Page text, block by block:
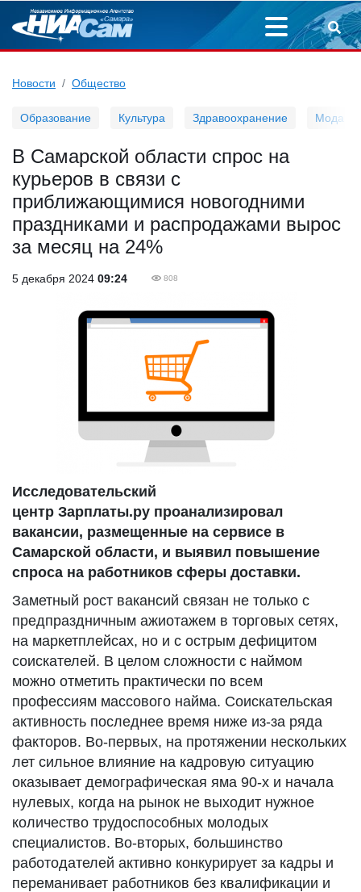
Новости Общество
Образование Культура Здравоохранение Мода
В Самарской области спрос на
курьеров в связи с
приближающимися новогодними
праздниками и распродажами вырос
за месяц на 24%
5 декабря 2024 09:24 808
Исследовательский
центр Зарплаты.ру проанализировал
вакансии, размещенные на сервисе в
Самарской области, и выявил повышение
спроса на работников сферы доставки.
Заметный рост вакансий связан не только с
предпраздничным ажиотажем в торговых сетях,
на маркетплейсах, но и с острым дефицитом
соискателей. В целом сложности с наймом
можно отметить практически по всем
профессиям массового найма. Соискательская
активность последнее время ниже из-за ряда
факторов. Во-первых, на протяжении нескольких
лет сильное влияние на кадровую ситуацию
оказывает демографическая яма 90-х и начала
нулевых, когда на рынок не выходит нужное
количество трудоспособных молодых
специалистов. Во-вторых, большинство
работодателей активно конкурирует за кадры и
переманивает работников без квалификации и